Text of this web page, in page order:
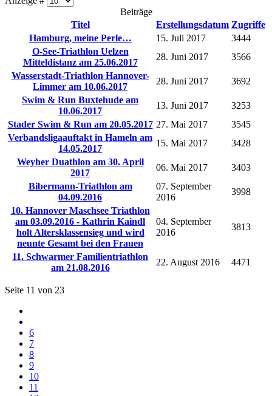
Beiträge
Titel
Erstellungsdatum Zugriffe
Hamburg, meine Perle…
15. Juli 2017
3444
O-See-Triathlon Uelzen
Mitteldistanz am 25.06.2017
28. Juni 2017
3566
Wasserstadt-Triathlon Hannover-
Limmer am 10.06.2017
28. Juni 2017
3692
Swim & Run Buxtehude am
10.06.2017
13. Juni 2017
3253
Stader Swim & Run am 20.05.2017 27. Mai 2017
3545
Verbandsligaauftakt in Hameln am
14.05.2017
15. Mai 2017
3428
Weyher Duathlon am 30. April
2017
06. Mai 2017
3403
Bibermann-Triathlon am
04.09.2016
07. September
2016
3998
10. Hannover Maschsee Triathlon
am 03.09.2016 - Kathrin Kaindl
holt Altersklassensieg und wird
neunte Gesamt bei den Frauen
04. September
2016
3813
11. Schwarmer Familientriathlon
am 21.08.2016
22. August 2016 4471
Seite 11 von 23
6
7
8
9
10
11